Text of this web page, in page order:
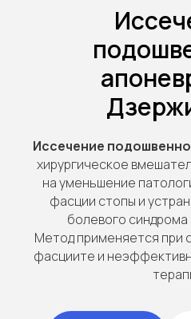
Иссечение
хирургическое
на уменьшение
фасции стопы и
болевого синдрома
Метод применяется при
фасциите и